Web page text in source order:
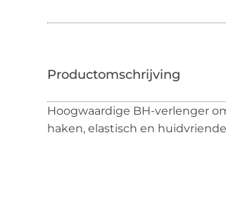
Hoogwaardige BH-verlenger
haken, elastisch en